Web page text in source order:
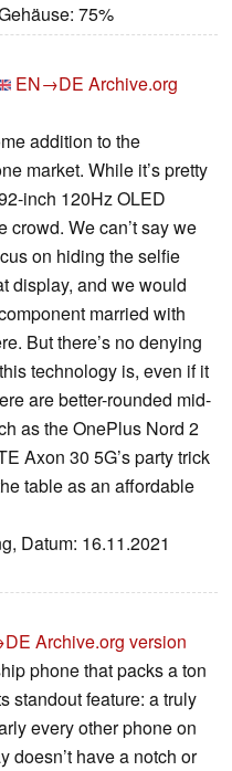
75%
EN→DE Archive.org
addition to the
market. While it’s pretty
inch 120Hz OLED
crowd. We can’t say we
on hiding the selfie
display, and we would
married with
But there’s no denying
technology is, even if it
are better-rounded mid-
as the OnePlus Nord 2
Axon 30 5G’s party trick
table as an affordable
Datum: 16.11.2021
Archive.org version
phone that packs a ton
standout feature: a truly
every other phone on
doesn’t have a notch or